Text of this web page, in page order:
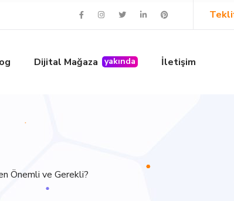
Dijital Mağaza yakında İletişim
Önemli ve Gerekli?